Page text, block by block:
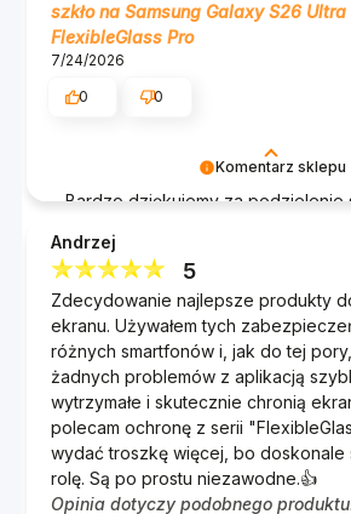
Komentarz sklepu
Bardzo dziękujemy za podzielenie
FlexibleGlass Pro idealnie pasuje
Samsung Galaxy S26 Ultra i że
bezproblemowo. Twoje polecenie
ogromnym komplementem. Jeśli
potrzebować więcej akcesoriów
urządzenia, jesteśmy tutaj, aby
Zespół 3mk :)
szkło na Samsung Galaxy S26
FlexibleGlass Pro
7/24/2026
0
0
Andrzej
5
Zdecydowanie najlepsze produkty
ekranu. Używałem tych
różnych smartfonów i, jak do tej pory,
żadnych problemów z aplikacją
wytrzymałe i skutecznie chronią
polecam ochronę z serii
wydać troszkę więcej, bo doskonale
rolę. Są po prostu niezawodne.👍️
Opinia dotyczy podobnego